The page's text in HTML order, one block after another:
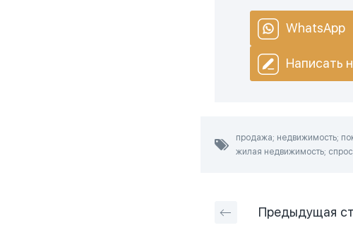
WhatsApp
Написать
продажа; недвижимость;
жилая недвижимость;
Предыдущая